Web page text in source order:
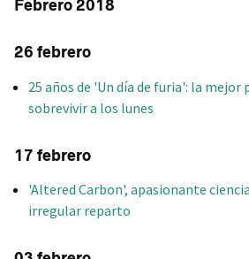
Febrero 2018
26 febrero
25 años de 'Un día de furia': la mejor
sobrevivir a los lunes
17 febrero
'Altered Carbon', apasionante
irregular reparto